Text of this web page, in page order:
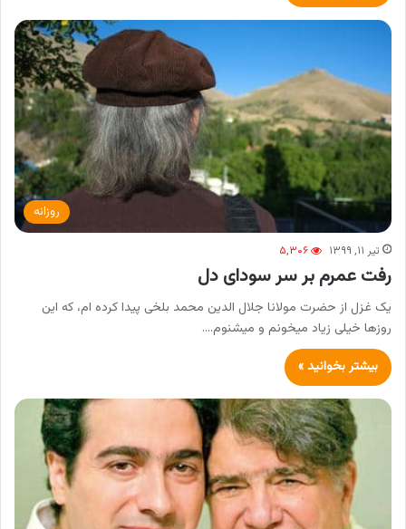
روزانه
تیر ۱۱, ۱۳۹۹ ۵,۳۰۶
رفت عمرم بر سر سودای دل
یک غزل از حضرت مولانا جلال الدین محمد بلخی پیدا کرده ام، که این
روزها خیلی زیاد میخونم و میشنوم.…
بیشتر بخوانید »